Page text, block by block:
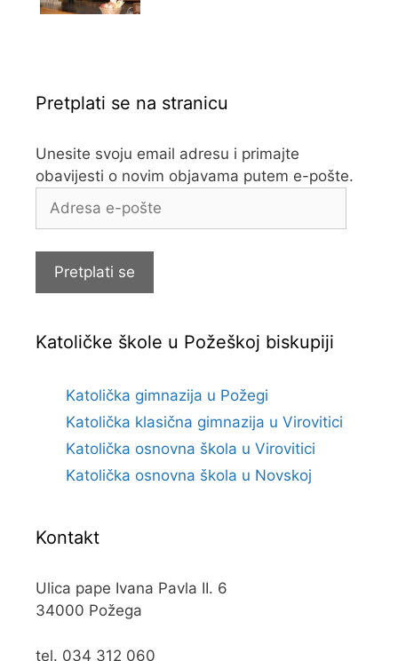
Pretplati se na stranicu
Unesite svoju email adresu i primajte
obavijesti o novim objavama putem e-pošte.
e-
Pretplati se
Katoličke škole u Požeškoj biskupiji
Katolička gimnazija u Požegi
Katolička klasična gimnazija u Virovitici
Katolička osnovna škola u Virovitici
Katolička osnovna škola u Novskoj
Kontakt
Ulica pape Ivana Pavla II. 6
34000 Požega
tel. 034 312 060